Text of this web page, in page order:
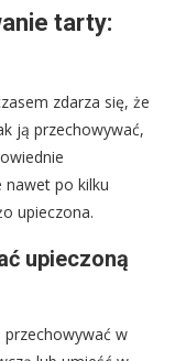
tarty:
zdarza się, że
ją przechowywać,
nawet po kilku
upieczona.
upieczoną
przechowywać w